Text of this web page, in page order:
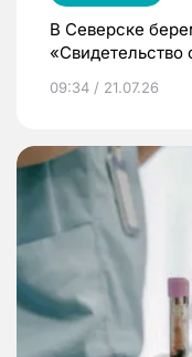
В Северске
«Свидетельство
09:34 / 21.07.26